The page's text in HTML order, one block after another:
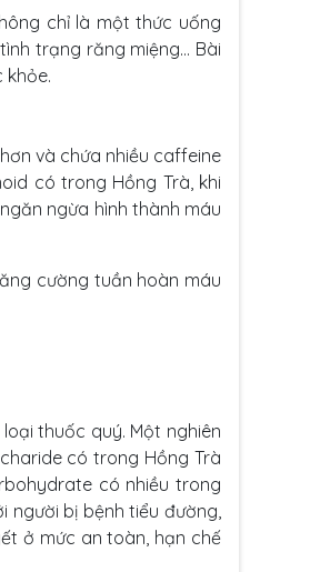
chỉ là một thức uống
trạng răng miệng… Bài
khỏe.
và chứa nhiều caffeine
có trong Hồng Trà, khi
ngừa hình thành máu
cường tuần hoàn máu
thuốc quý. Một nghiên
có trong Hồng Trà
có nhiều trong
người bị bệnh tiểu đường,
ở mức an toàn, hạn chế